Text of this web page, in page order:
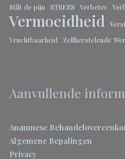
Stilt de pijn STRESS Verbeter
Vermoeidheid
Vruchtbaarheid Zelfherstelende
Aanvullende
Anamnese
Algemene Bepalingen
Privacy